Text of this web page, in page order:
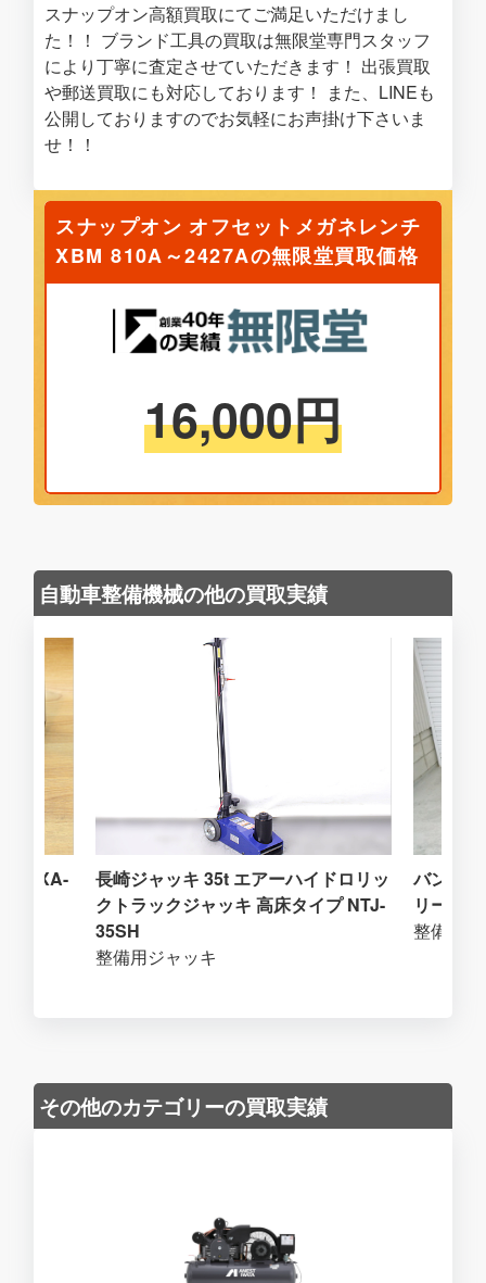
スナップオン高額買取にてご満足いただけまし
た！！ ブランド工具の買取は無限堂専門スタッフ
により丁寧に査定させていただきます！ 出張買取
や郵送買取にも対応しております！ また、LINEも
公開しておりますのでお気軽にお声掛け下さいま
せ！！
スナップオン オフセットメガネレンチ
XBM 810A～2427Aの無限堂買取価格
16,000円
自動車整備機械の他の買取実績
MEXA-
長崎ジャッキ 35t エアーハイドロリッ
クトラックジャッキ 高床タイプ NTJ-
35SH
整備用ジャッキ
バンザ
リーテ
整備用
その他のカテゴリーの買取実績